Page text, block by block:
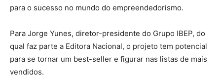
para o sucesso no mundo do empreendedorismo.
Para Jorge Yunes, diretor-presidente do Grupo IBEP, do
qual faz parte a Editora Nacional, o projeto tem potencial
para se tornar um best-seller e figurar nas listas de mais
vendidos.